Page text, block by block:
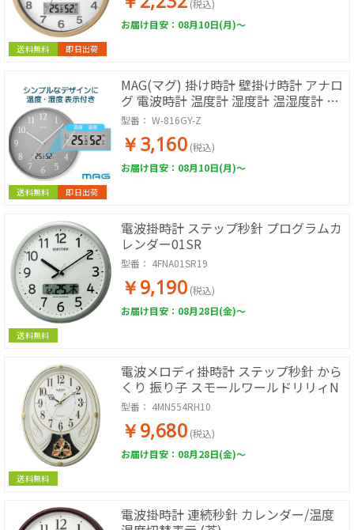
送料無料 即日出荷
N-Z ノア精密(税込)
お届け目安：08月10日(月)～
送料無料 即日出荷
MAG(マグ) 掛け時計 壁掛け時計 アナロ
グ 電波時計 温度計 湿度計 温湿度計 お
しゃれ かわいい シンプル インテリア
直径30.0cm 夜間秒針停止 グレー グリ
ージョ W-816 GY-Z
型番： W-816GY-Z
￥3,160 (税込)
お届け目安：08月10日(月)～
送料無料
電波掛時計 ステップ秒針 プログラムカ
レンダー01SR
型番： 4FNA01SR19
￥9,190 (税込)
お届け目安：08月28日(金)～
送料無料
電波メロディ掛時計 ステップ秒針 から
くり 振り子 スモールワールドリリィN
型番： 4MN554RH10
￥9,680 (税込)
お届け目安：08月28日(金)～
電波掛時計 連続秒針 カレンダー/温度